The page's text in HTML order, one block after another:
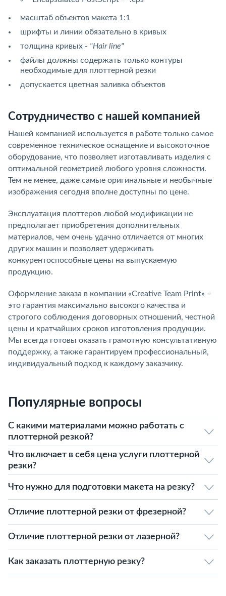
масштаб объектов макета 1:1
шрифты и линии обязательно в кривых
толщина кривых - "Hair line"
файлы должны содержать только контуры
необходимые для плоттерной резки
допускается цветная заливка объектов
Сотрудничество с нашей компанией
Нашей компанией используется в работе только самое
современное техническое оснащение и высокоточное
оборудование, что позволяет изготавливать изделия с
оптимальной геометрией любого уровня сложности.
Тем не менее, даже самые оригинальные и необычные
изображения сегодня вполне доступны по цене.
Эксплуатация плоттеров любой модификации не
предполагает приобретения дополнительных
материалов, чем очень удачно отличается от многих
других машин и позволяет удерживать
конкурентоспособные цены на выпускаемую
продукцию.
Оформление заказа в компании «Creative Team Print» –
это гарантия максимально высокого качества и
строгого соблюдения договорных отношений, честной
цены и кратчайших сроков изготовления продукции.
Мы всегда готовы оказать грамотную консультативную
поддержку, а также гарантируем профессиональный,
индивидуальный подход к каждому заказчику.
Популярные вопросы
С какими материалами можно работать с
плоттерной резкой?
Что включает в себя цена услуги плоттерной
резки?
Что нужно для подготовки макета на резку?
Отличие плоттерной резки от фрезерной?
Отличие плоттерной резки от лазерной?
Как заказать плоттерную резку?